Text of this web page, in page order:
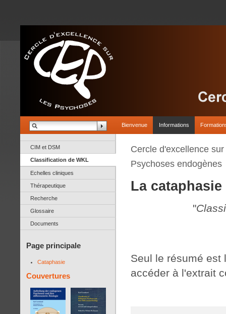
Bienvenue Informations
CIM et DSM
Classification de WKL
Echelles cliniques
Thérapeutique
Recherche
Glossaire
Documents
Page principale
Cataphasie
Couvertures
Cercle d'excellence
Psychoses endogènes
La cataphasie
"
Seul le résumé est
accéder à l'extrait